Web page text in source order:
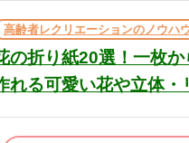
高齢者レクリエーションのノウハ
の折り紙20選！一枚か
れる可愛い花や立体・